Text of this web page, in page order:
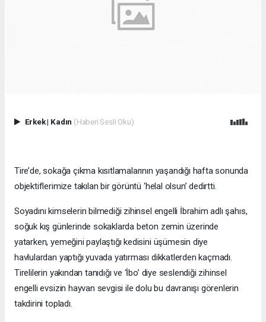
Erkek| Kadın (Haberi Sesli Oku)
Tire’de, sokağa çıkma kısıtlamalarının yaşandığı hafta sonunda
objektiflerimize takılan bir görüntü ‘helal olsun’ dedirtti.
Soyadını kimselerin bilmediği zihinsel engelli İbrahim adlı şahıs,
soğuk kış günlerinde sokaklarda beton zemin üzerinde
yatarken, yemeğini paylaştığı kedisini üşümesin diye
havlulardan yaptığı yuvada yatırması dikkatlerden kaçmadı.
Tirelilerin yakından tanıdığı ve ‘İbo’ diye seslendiği zihinsel
engelli evsizin hayvan sevgisi ile dolu bu davranışı görenlerin
takdirini topladı.